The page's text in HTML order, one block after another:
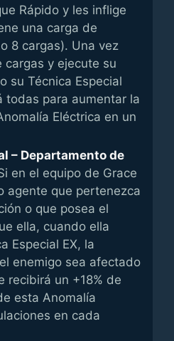
Rápido y les inflige
una carga de
8 cargas). Una vez
cargas y ejecute su
su Técnica Especial
todas para aumentar la
Eléctrica en un
– Departamento de
en el equipo de Grace
agente que pertenezca
o que posea el
ella, cuando ella
Especial EX, la
enemigo sea afectado
recibirá un +18% de
esta Anomalía
en cada